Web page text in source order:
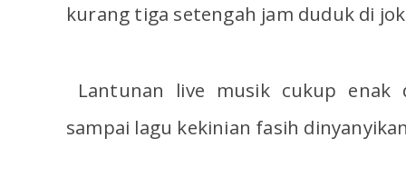
kurang tiga setengah jam duduk di
Lantunan live musik cukup enak
sampai lagu kekinian fasih